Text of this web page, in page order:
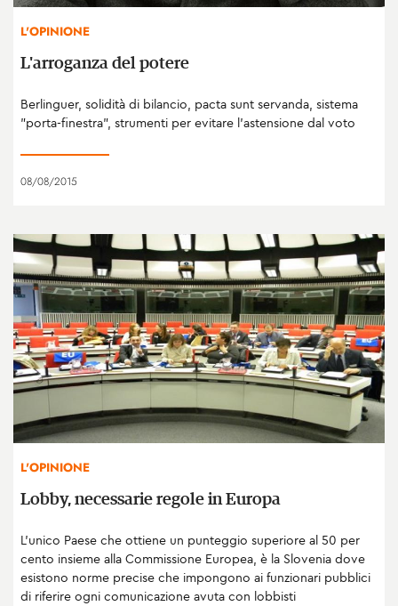
L'OPINIONE
L'arroganza del potere
Berlinguer, solidità di bilancio, pacta sunt servanda, sistema
"porta-finestra", strumenti per evitare l'astensione dal voto
08/08/2015
L'OPINIONE
Lobby, necessarie regole in Europa
L’unico Paese che ottiene un punteggio superiore al 50 per
cento insieme alla Commissione Europea, è la Slovenia dove
esistono norme precise che impongono ai funzionari pubblici
di riferire ogni comunicazione avuta con lobbisti